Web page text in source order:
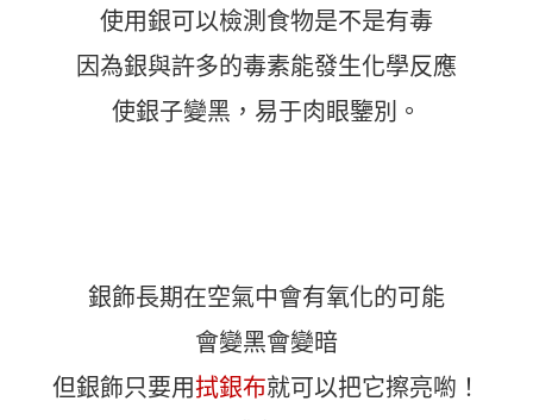
使用銀可以檢測食物是不是有毒
因為銀與許多的毒素能發生化學反應
使銀子變黑，易于肉眼鑒別。
銀飾長期在空氣中會有氧化的可能
會變黑會變暗
但銀飾只要用拭銀布就可以把它擦亮喲！